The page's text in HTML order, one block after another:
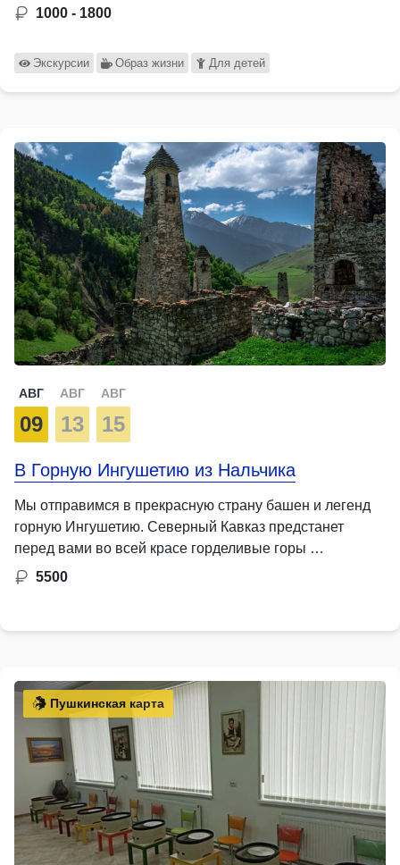
1000 - 1800
Экскурсии Образ жизни Для детей
АВГ
09
АВГ
13
АВГ
15
В Горную Ингушетию из Нальчика
Мы отправимся в прекрасную страну башен и легенд
горную Ингушетию. Северный Кавказ предстанет
перед вами во всей красе горделивые горы …
5500
Пушкинская карта